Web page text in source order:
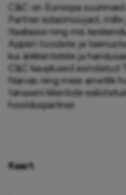
C&C on Euroopa
Partner edasimüüjaid,
Itaaliasse ning mis
Apple’i toodete ja
kui äriklientidele ja
C&C kauplused esindatud
Narvas ning meie ametlik
tänaseni klientide
hoolduspartner.
Kaart